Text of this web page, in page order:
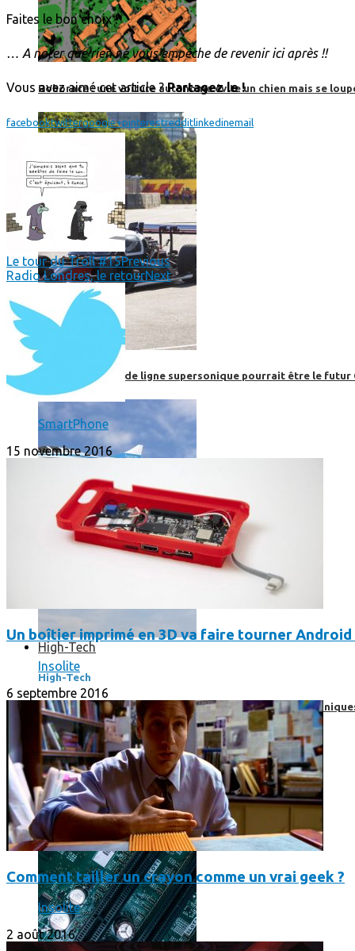
Roborace : une voiture autonome évite un chien mais se
Boom, cet avion de ligne supersonique pourrait être le futur
High-Tech
High-Tech
Les circuits imprimés, le coeur de nos appareils
Faites le bon choix !
… A noter que rien ne vous empêche de revenir ici après !!
Vous avez aimé cet article ?Partagez le !
facebooktwittergoogle+pinterestredditlinkedinemail
Le tour du Troll #15Previous
Radio Londres, le retourNext
SmartPhone
15 novembre 2016
Un boîtier imprimé en 3D va faire tourner
Insolite
6 septembre 2016
Comment tailler un crayon comme un vrai geek ?
Insolite
2 août 2016